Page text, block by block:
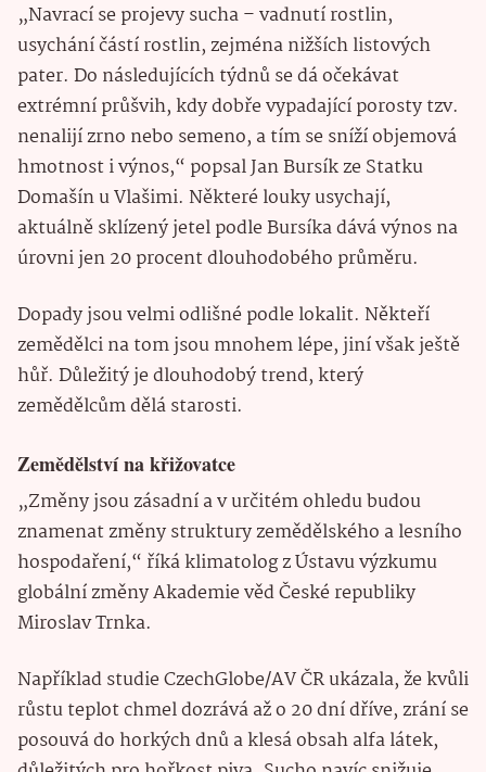
„Navrací se projevy sucha – vadnutí rostlin,
usychání částí rostlin, zejména nižších listových
pater. Do následujících týdnů se dá očekávat
extrémní průšvih, kdy dobře vypadající porosty tzv.
nenalijí zrno nebo semeno, a tím se sníží objemová
hmotnost i výnos,“ popsal Jan Bursík ze Statku
Domašín u Vlašimi. Některé louky usychají,
aktuálně sklízený jetel podle Bursíka dává výnos na
úrovni jen 20 procent dlouhodobého průměru.
Dopady jsou velmi odlišné podle lokalit. Někteří
zemědělci na tom jsou mnohem lépe, jiní však ještě
hůř. Důležitý je dlouhodobý trend, který
zemědělcům dělá starosti.
Zemědělství na křižovatce
„Změny jsou zásadní a v určitém ohledu budou
znamenat změny struktury zemědělského a lesního
hospodaření,“ říká klimatolog z Ústavu výzkumu
globální změny Akademie věd České republiky
Miroslav Trnka.
Například studie CzechGlobe/AV ČR ukázala, že kvůli
růstu teplot chmel dozrává až o 20 dní dříve, zrání se
posouvá do horkých dnů a klesá obsah alfa látek,